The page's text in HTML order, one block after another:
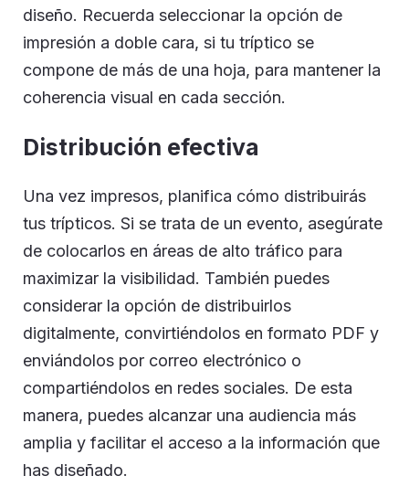
diseño. Recuerda seleccionar la opción de
impresión a doble cara, si tu tríptico se
compone de más de una hoja, para mantener la
coherencia visual en cada sección.
Distribución efectiva
Una vez impresos, planifica cómo distribuirás
tus trípticos. Si se trata de un evento, asegúrate
de colocarlos en áreas de alto tráfico para
maximizar la visibilidad. También puedes
considerar la opción de distribuirlos
digitalmente, convirtiéndolos en formato PDF y
enviándolos por correo electrónico o
compartiéndolos en redes sociales. De esta
manera, puedes alcanzar una audiencia más
amplia y facilitar el acceso a la información que
has diseñado.